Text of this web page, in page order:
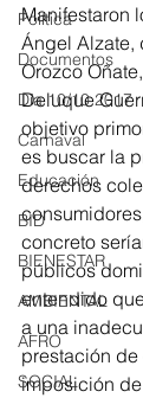
Política
Documentos
Día 10/10 2017
Carnaval
Educación
BID
BIENESTAR
AMBIENTAL
AFRO
SOCIAL
Manifestaron
Ángel Alzate,
Orozco
Deluque
objetivo
es buscar la
derechos
concreto
públicos
entendido
a una
prestación de
imposición